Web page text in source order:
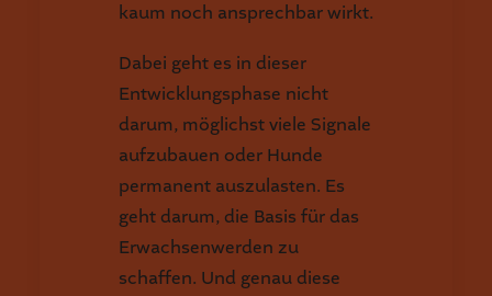
kaum noch ansprechbar wirkt.
Dabei geht es in dieser
Entwicklungsphase nicht
darum, möglichst viele Signale
aufzubauen oder Hunde
permanent auszulasten. Es
geht darum, die Basis für das
Erwachsenwerden zu
schaffen. Und genau diese